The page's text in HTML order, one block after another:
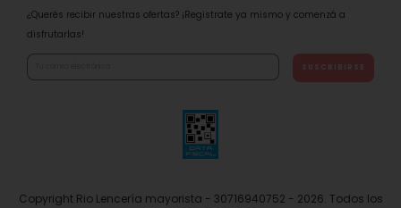
¿Querés recibir nuestras ofertas? ¡Registrate ya mismo y comenzá a
disfrutarlas!
Copyright Rio Lencería mayorista - 30716940752 - 2026. Todos los